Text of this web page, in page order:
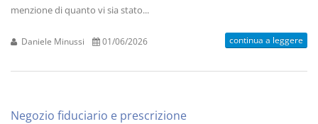
menzione di quanto vi sia stato...
Daniele Minussi 01/06/2026 continua a leggere
Negozio fiduciario e prescrizione